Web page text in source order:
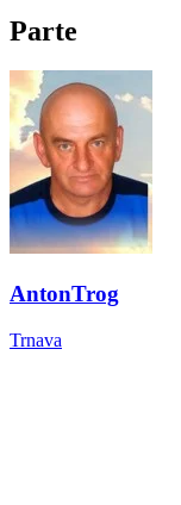
Parte
AntonTrog
Trnava